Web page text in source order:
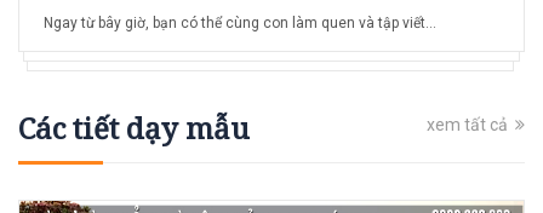
Ngay từ bây giờ, bạn có thể cùng con làm quen và tập viết...
Các tiết dạy mẫu xem tất cả